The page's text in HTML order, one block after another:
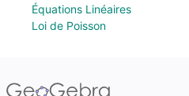
Équations Linéaires
Loi de Poisson